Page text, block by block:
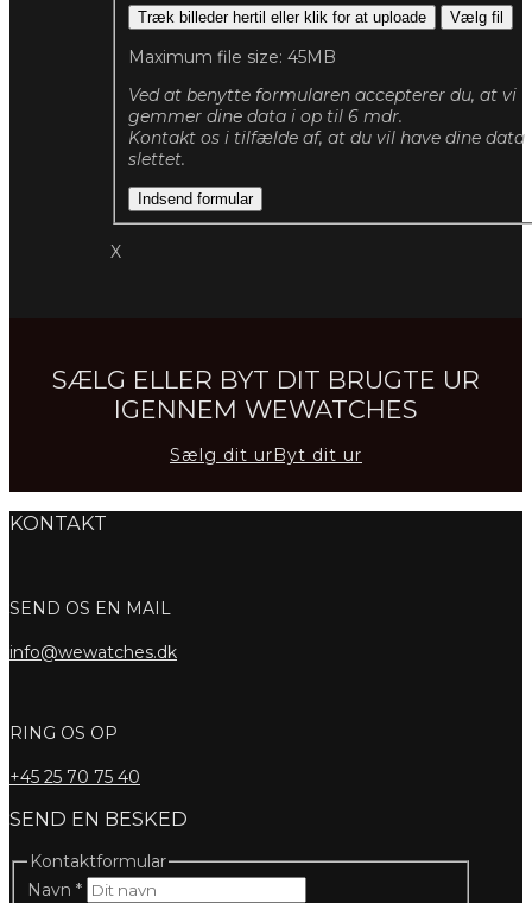
Træk billeder hertil eller klik for at uploade Vælg fil
Maximum file size: 45MB
Ved at benytte formularen accepterer du, at vi
gemmer dine data i op til 6 mdr.
Kontakt os i tilfælde af, at du vil have dine data
slettet.
Indsend formular
X
SÆLG ELLER BYT DIT BRUGTE UR
IGENNEM WEWATCHES
Sælg dit urByt dit ur
KONTAKT
SEND OS EN MAIL
info@wewatches.dk
RING OS OP
+45 25 70 75 40
SEND EN BESKED
Kontaktformular
Navn *